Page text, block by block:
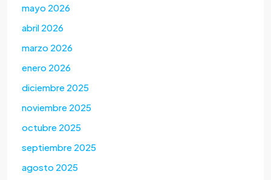
mayo 2026
abril 2026
marzo 2026
enero 2026
diciembre 2025
noviembre 2025
octubre 2025
septiembre 2025
agosto 2025